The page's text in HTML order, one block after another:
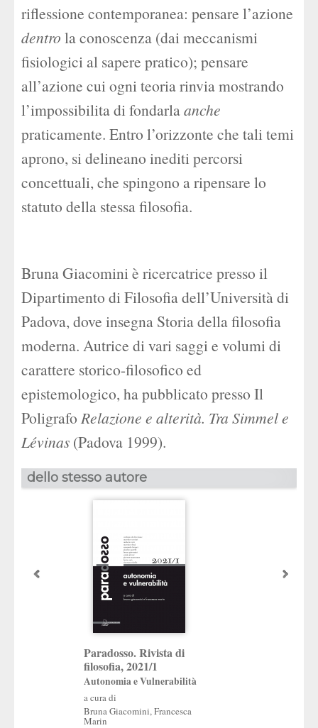
riflessione contemporanea: pensare l’azione
dentro la conoscenza (dai meccanismi
fisiologici al sapere pratico); pensare
all’azione cui ogni teoria rinvia mostrando
l’impossibilita di fondarlaanche
praticamente. Entro l’orizzonte che tali temi
aprono, si delineano inediti percorsi
concettuali, che spingono a ripensare lo
statuto della stessa filosofia.
Bruna Giacomini è ricercatrice presso il
Dipartimento di Filosofia dell’Università di
Padova, dove insegna Storia della filosofia
moderna. Autrice di vari saggi e volumi di
carattere storico-filosofico ed
epistemologico, ha pubblicato presso Il
Poligrafo Relazione e alterità. Tra Simmel e
Lévinas (Padova 1999).
dello stesso autore
Paradosso. Rivista di
filosofia, 2021/1
Autonomia e Vulnerabilità
a cura di
Bruna Giacomini,Francesca
Marin